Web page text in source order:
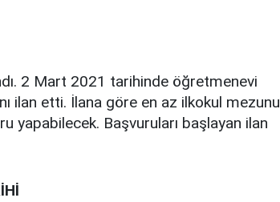
2 Mart 2021 tarihinde öğretmenevi
ilan etti. İlana göre en az ilkokul mezunu
yapabilecek. Başvuruları başlayan ilan